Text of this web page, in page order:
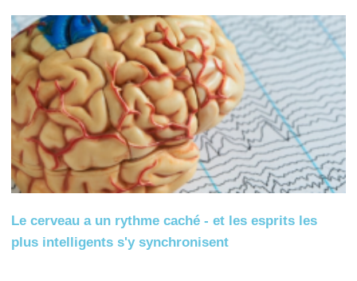
Le cerveau a un rythme caché - et les esprits les
plus intelligents s'y synchronisent